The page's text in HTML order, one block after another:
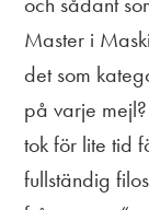
Master i
det som
på varje
tok för lite tid
fullständig